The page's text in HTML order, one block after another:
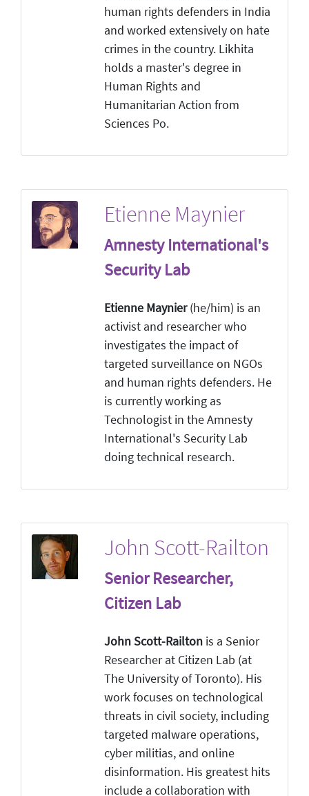
human rights defenders in India
and worked extensively on hate
crimes in the country. Likhita
holds a master's degree in
Human Rights and
Humanitarian Action from
Sciences Po.
Etienne Maynier
Amnesty International's
Security Lab
Etienne Maynier(he/him) is an
activist and researcher who
investigates the impact of
targeted surveillance on NGOs
and human rights defenders. He
is currently working as
Technologist in the Amnesty
International's Security Lab
doing technical research.
John Scott-Railton
Senior Researcher,
Citizen Lab
John Scott-Railtonis a Senior
Researcher at Citizen Lab (at
The University of Toronto). His
work focuses on technological
threats in civil society, including
targeted malware operations,
cyber militias, and online
disinformation. His greatest hits
include a collaboration with